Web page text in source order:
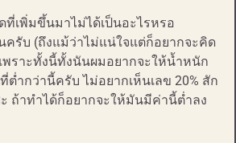
เพิ่มขึ้นมาไม่ได้เป็นอะไรหรอ
รับ (ถึงแม้ว่าไม่แน่ใจแต่ก็อยากจะคิด
ราะทั้งนี้ทั้งนันผมอยากจะให้น้ำหนัก
ำกว่านี้ครับ ไม่อยากเห็นเลข 20% สัก
ะ ถ้าทำได้ก็อยากจะให้มันมีค่านี้ต่ำลง